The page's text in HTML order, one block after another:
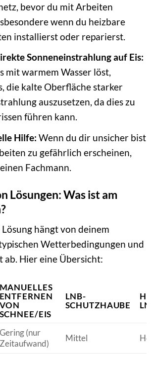
bevor du mit Arbeiten
wenn du heizbare
installierst oder reparierst.
Sonneneinstrahlung auf Eis:
mit warmem Wasser löst,
die kalte Oberfläche starker
auszusetzen, da dies zu
führen kann.
Hilfe: Wenn du dir unsicher bist
zu gefährlich erscheinen,
Fachmann.
Lösungen: Was ist am
hängt von deinem
Wetterbedingungen und
ab. Hier eine Übersicht:
MANUELLES
ENTFERNEN
VON
SCHNEE/EIS
LNB-
SCHUTZHAUBE
Gering (nur
Zeitaufwand)
Mittel